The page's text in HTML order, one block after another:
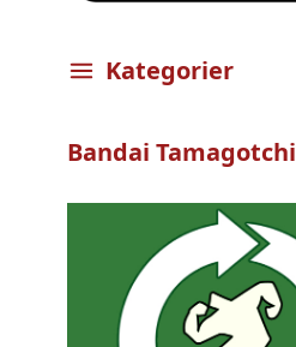
Öppna meny
Kategorier
Bandai Tamagotchi